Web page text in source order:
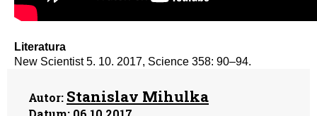
Literatura
New Scientist 5. 10. 2017, Science 358: 90–94.
Autor: Stanislav Mihulka